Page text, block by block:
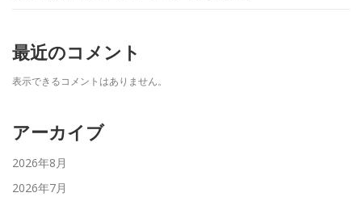
最近のコメント
表示できるコメントはありません。
アーカイブ
2026年8月
2026年7月